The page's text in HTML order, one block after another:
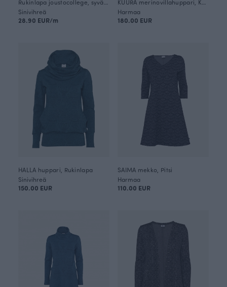
Sinivihreä
28.90 EUR/m
Harmaa
180.00 EUR
HALLA huppari, Rukinlapa
Sinivihreä
150.00 EUR
SAIMA mekko, Pitsi
Harmaa
110.00 EUR